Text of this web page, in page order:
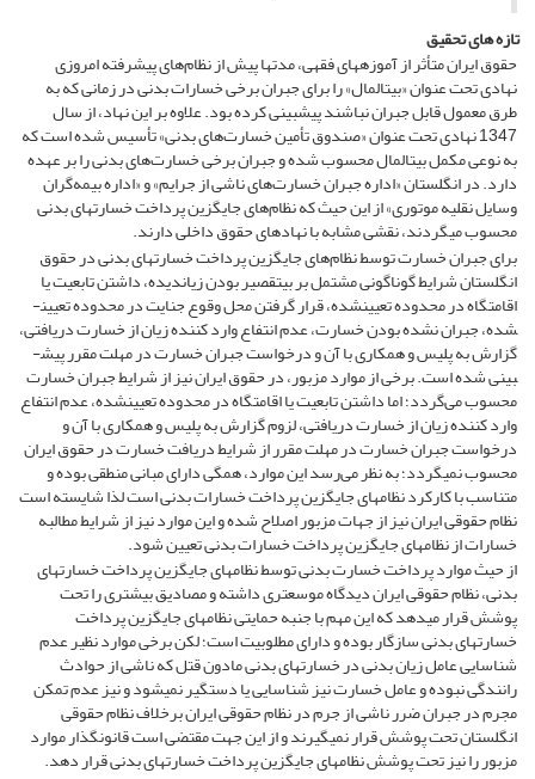
تازه های تحقیق
حقوق ایران متأثر از آموزه­های فقهی، مدت­ها پیش از نظام‌های پیشرفته امروزی
نهادی تحت عنوان «بیت‏المال» را برای جبران برخی خسارات بدنی در زمانی که به
طرق معمول قابل جبران نباشند پیش­بینی کرده بود. علاوه بر این نهاد، از سال
1347 نهادی تحت عنوان «صندوق تأمین خسارت‌های بدنی» تأسیس شده است که
به ­نوعی مکمل بیت‏المال محسوب شده و جبران برخی خسارت‌های بدنی را بر عهده
دارد. در انگلستان «اداره جبران خسارت‌های ناشی از جرایم» و «اداره بیمه‌گران
وسایل نقلیه موتوری» از این حیث که نظام‌های جایگزین پرداخت خسارت‎های بدنی
محسوب می­گردند، نقشی مشابه با نهادهای حقوق داخلی دارند.
برای جبران خسارت توسط نظام‌های جایگزین پرداخت خسارت‎های بدنی در حقوق
انگلستان شرایط گوناگونی مشتمل بر بی­تقصیر بودن زیان­دیده، داشتن تابعیت یا
اقامتگاه در محدوده تعیین­شده، قرار گرفتن محل وقوع جنایت در محدوده تعیین­
شده، جبران نشده بودن خسارت، عدم انتفاع وارد کننده زیان از خسارت دریافتی،
گزارش به پلیس و همکاری با آن و درخواست جبران خسارت در مهلت مقرر پیش­
بینی شده است. برخی از موارد مزبور، در حقوق ایران نیز از شرایط جبران خسارت
محسوب می‌گردد؛ اما داشتن تابعیت یا اقامتگاه در محدوده تعیین­شده، عدم انتفاع
وارد کننده زیان از خسارت دریافتی، لزوم گزارش به پلیس و همکاری با آن و
درخواست جبران خسارت در مهلت مقرر از شرایط دریافت خسارت در حقوق ایران
محسوب نمی­گردد؛ به نظر می‌رسد این موارد، همگی دارای مبانی منطقی بوده و
متناسب با کارکرد نظام‎های جایگزین پرداخت خسارات بدنی است لذا شایسته است
نظام حقوقی ایران نیز از جهات مزبور اصلاح شده و این موارد نیز از شرایط مطالبه
خسارات از نظام‎های جایگزین پرداخت خسارات بدنی تعیین شود.
از حیث موارد پرداخت خسارت بدنی توسط نظام‎های جایگزین پرداخت خسارت‎های
بدنی، نظام حقوقی ایران دیدگاه موسع‎تری داشته و مصادیق بیشتری را تحت
پوشش قرار می‎دهد که این مهم با جنبه‎ حمایتی نظام‎های جایگزین پرداخت
خسارت‎های بدنی سازگار بوده و دارای مطلوبیت است؛ لکن برخی موارد نظیر عدم
شناسایی عامل زیان بدنی در خسارت‎های بدنی مادون قتل که ناشی از حوادث
رانندگی نبوده و عامل خسارت نیز شناسایی یا دستگیر نمی‎شود و نیز عدم تمکن
مجرم در جبران ضرر ناشی از جرم در نظام حقوقی ایران برخلاف نظام حقوقی
انگلستان تحت پوشش قرار نمی‎گیرند و از این جهت مقتضی است قانون‎گذار موارد
مزبور را نیز تحت پوشش نظام‎های جایگزین پرداخت خسارت‎های بدنی قرار دهد.